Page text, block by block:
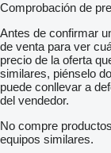
Comprobación de
Antes de confirmar
de venta para ver
precio de la oferta
similares, piénselo
puede conllevar a
del vendedor.
No compre
equipos similares.